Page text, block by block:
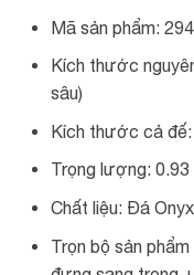
Mã sản phẩm:
Kích thước
sâu)
Kích thước cả đế:
Trọng lượng: 0.93
Chất liệu: Đá
Trọn bộ sản